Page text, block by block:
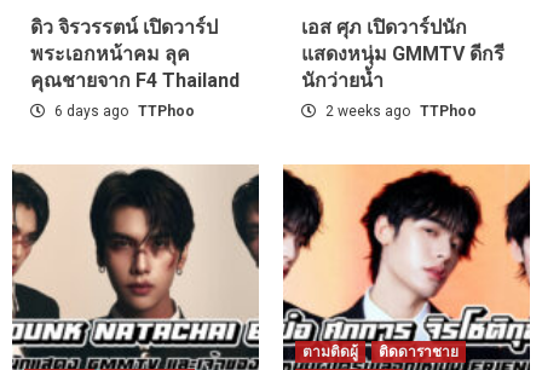
ดิว จิรวรรตน์ เปิดวาร์ป
พระเอกหน้าคม ลุค
คุณชายจาก F4 Thailand
6 days ago TTPhoo
เอส ศุภ เปิดวาร์ปนัก
แสดงหนุ่ม GMMTV ดีกรี
นักว่ายน้ำ
2 weeks ago TTPhoo
ตามติดผู้
ติดดาราชาย